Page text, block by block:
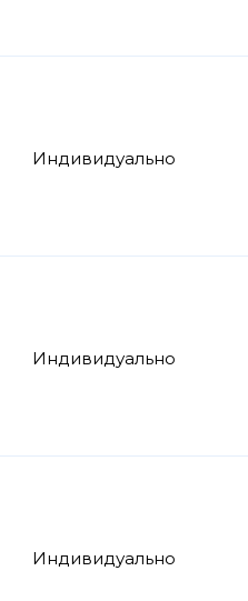
Индивидуально
Индивидуально
Индивидуально